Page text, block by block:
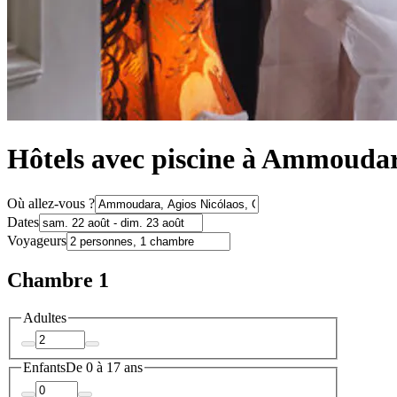
Hôtels avec piscine à
Où allez-vous ?
Dates
Voyageurs
Chambre 1
Adultes
EnfantsDe 0 à 17 ans